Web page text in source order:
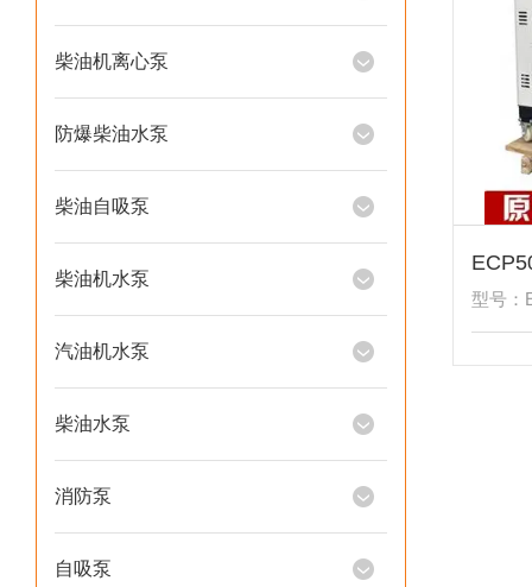
柴油机离心泵
防爆柴油水泵
柴油自吸泵
柴油机水泵
汽油机水泵
柴油水泵
消防泵
自吸泵
型号：